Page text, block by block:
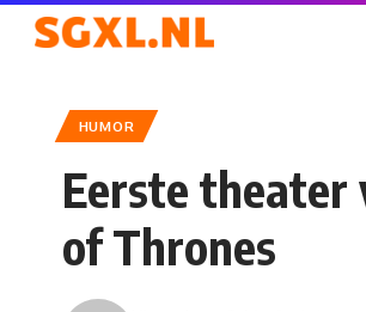
HUMOR
Eerste theater
of Thrones